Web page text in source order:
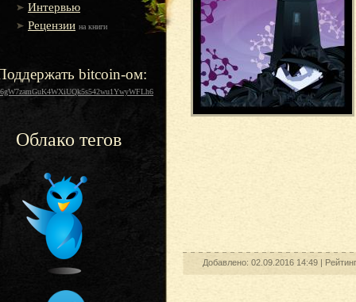
Интервью
Рецензии на книги
bitcoin-ом:
Облако тегов
Добавлено: 02.09.2016 14:49 |